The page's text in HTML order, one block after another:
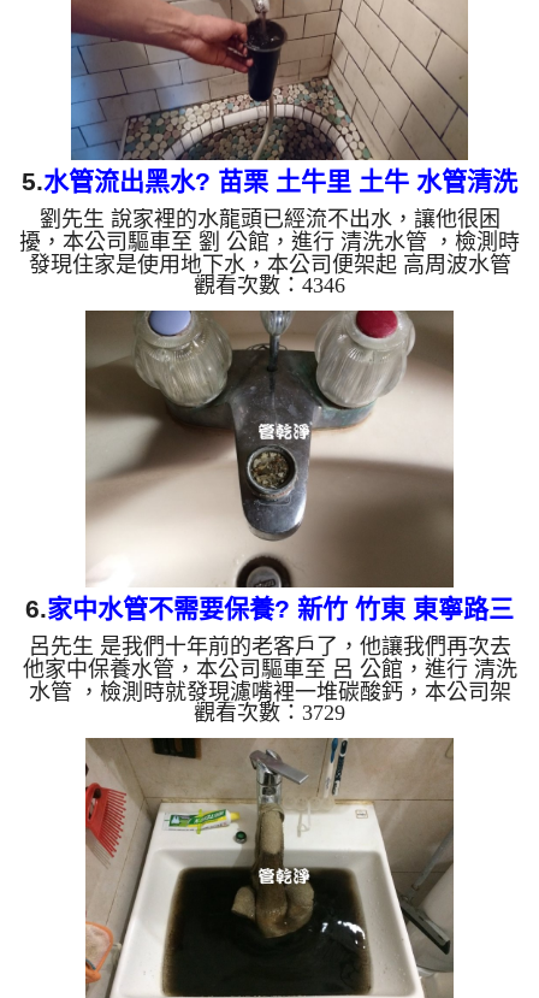
管垢，洗出來的...
5.水管流出黑水? 苗栗 土牛里 土牛 水管清洗
劉先生 說家裡的水龍頭已經流不出水，讓他很困
擾，本公司驅車至 劉 公館，進行 清洗水管 ，檢測時
發現住家是使用地下水，本公司便架起 高周波水管
清洗機，灌入 檸檬酸水 至管路裡面，等了約15分，
開啟 水管清洗機 ，啟動 脈衝 模式，一開始洗就噴出
黑水，看起來跟石油沒有兩樣，源源不絕，越洗就越
髒，如下圖及影片，四個小時後， 水量恢復正常
了，劉先生有水可以用了!! 如是自來水，如水管老
化，會產生鐵鏽跟泥沙堆積，洗出來的水就會是咖啡
色，地下水含有氧化錳，管壁上會結成黑色管垢，洗
出來的水會跟石油一樣...
觀看次數：4346
6.家中水管不需要保養? 新竹 竹東 東寧路三
段 洗水管
呂先生 是我們十年前的老客戶了，他讓我們再次去
他家中保養水管，本公司驅車至 呂 公館，進行 清洗
水管 ，檢測時就發現濾嘴裡一堆碳酸鈣，本公司架
起 高周波水管清洗機，灌入 檸檬酸水 至管路裡面，
等了約15分，開啟 水管清洗機 ，啟動 螺旋波 模式，
一開始洗不出什麼，沒多久就洗出黃白色髒水，源源
不絕，越洗就越髒，如下圖電影片，一個多小時後，
冷水量變大了，呂先生能安心用水了!! 如是自來水，
如水管老化，會產生鐵鏽跟泥沙堆積，洗出來的水就
會是咖啡色，地下水含有氧化錳，管壁上會結成黑色
管垢，洗出來...
觀看次數：3729